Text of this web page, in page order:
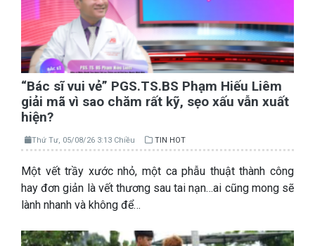
“Bác sĩ vui vẻ” PGS.TS.BS Phạm Hiếu Liêm
giải mã vì sao chăm rất kỹ, sẹo xấu vẫn xuất
hiện?
Thứ Tư, 05/08/26 3:13 Chiều TIN HOT
Một vết trầy xước nhỏ, một ca phẫu thuật thành công
hay đơn giản là vết thương sau tai nạn…ai cũng mong sẽ
lành nhanh và không để…